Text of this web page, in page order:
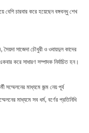
চারবার করে হয়েছেন বঙ্গবন্ধু শেখ
সাজেদা চৌধুরী ও ওবায়দুল কাদের
করে সাধারণ সম্পাদক নির্বাচিত হন।
সম্মেলনের মাধ্যমে জন্ম নেয় পূর্ব
মাধ্যমে সব ধর্ম, বর্ণের প্রতিনিধি